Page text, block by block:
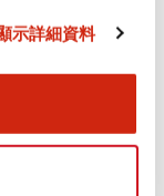
示詳細資料